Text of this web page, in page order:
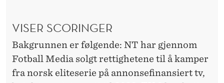
VISER SCORINGER
Bakgrunnen er følgende: NT har gjennom
Fotball Media solgt rettighetene til å kamper
fra norsk eliteserie på annonsefinansiert tv,